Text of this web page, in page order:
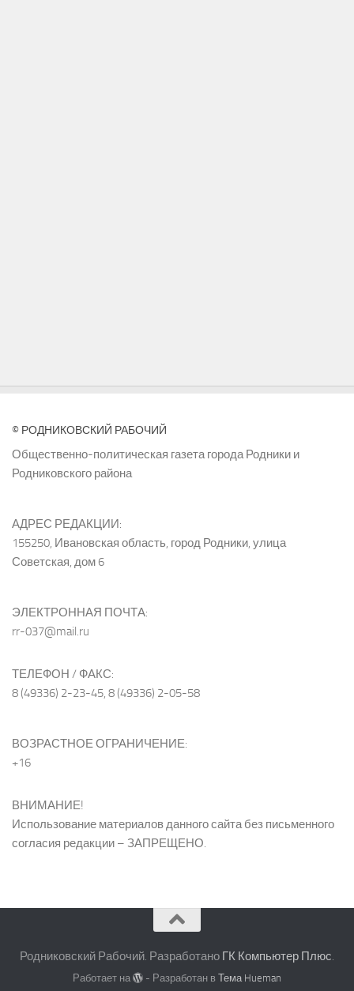
© РОДНИКОВСКИЙ РАБОЧИЙ
Общественно-политическая газета города Родники и
Родниковского района
АДРЕС РЕДАКЦИИ:
155250, Ивановская область, город Родники, улица
Советская, дом 6
ЭЛЕКТРОННАЯ ПОЧТА:
rr-037@mail.ru
ТЕЛЕФОН / ФАКС:
8 (49336) 2-23-45, 8 (49336) 2-05-58
ВОЗРАСТНОЕ ОГРАНИЧЕНИЕ:
+16
ВНИМАНИЕ!
Использование материалов данного сайта без письменного
согласия редакции – ЗАПРЕЩЕНО.
Родниковский Рабочий. Разработано ГК Компьютер Плюс.
Работает на - Разработан вТема Hueman